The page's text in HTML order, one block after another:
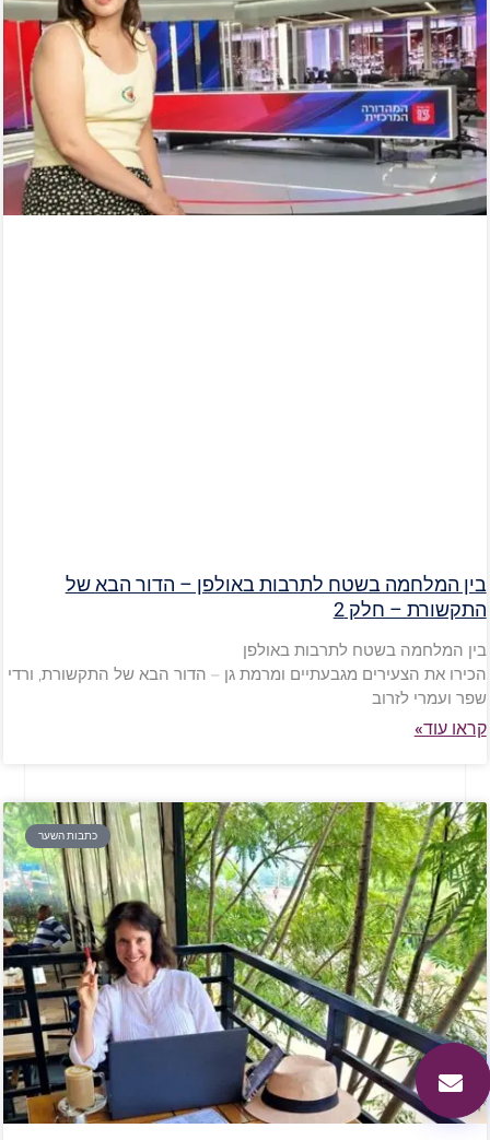
בין המלחמה בשטח לתרבות באולפן – הדור הבא של
התקשורת – חלק 2
בין המלחמה בשטח לתרבות באולפן
הכירו את הצעירים מגבעתיים ומרמת גן – הדור הבא של התקשורת, ורדי
שפר ועמרי לזרוב
קראו עוד»
כתבות השער